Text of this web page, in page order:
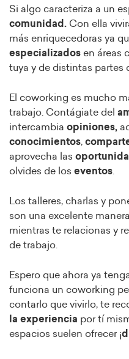
Si algo caracteriza a un
comunidad. Con ella
más enriquecedoras ya
especializados en áreas
tuya y de distintas partes
El coworking es mucho
trabajo. Contágiate del
intercambia opiniones,
conocimientos,
aprovecha las
olvides de los eventos.
Los talleres, charlas y
son una excelente
mientras te relacionas y
de trabajo.
Espero que ahora ya
funciona un coworking
contarlo que vivirlo, te
la experiencia por tí
espacios suelen ofrecer ¡